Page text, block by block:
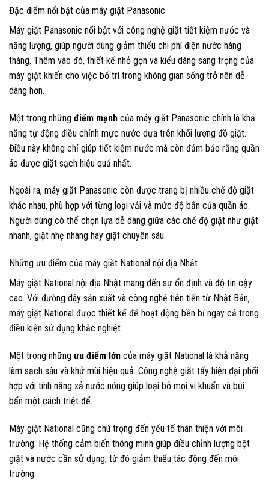
Đặc điểm nổi bật của máy giặt Panasonic
Máy giặt Panasonic nổi bật với công nghệ giặt tiết kiệm nước và
năng lượng, giúp người dùng giảm thiểu chi phí điện nước hàng
tháng. Thêm vào đó, thiết kế nhỏ gọn và kiểu dáng sang trọng của
máy giặt khiến cho việc bố trí trong không gian sống trở nên dễ
dàng hơn.
Một trong những điểm mạnh của máy giặt Panasonic chính là khả
năng tự động điều chỉnh mực nước dựa trên khối lượng đồ giặt.
Điều này không chỉ giúp tiết kiệm nước mà còn đảm bảo rằng quần
áo được giặt sạch hiệu quả nhất.
Ngoài ra, máy giặt Panasonic còn được trang bị nhiều chế độ giặt
khác nhau, phù hợp với từng loại vải và mức độ bẩn của quần áo.
Người dùng có thể chọn lựa dễ dàng giữa các chế độ giặt như giặt
nhanh, giặt nhẹ nhàng hay giặt chuyên sâu.
Những ưu điểm của máy giặt National nội địa Nhật
Máy giặt National nội địa Nhật mang đến sự ổn định và độ tin cậy
cao. Với đường dây sản xuất và công nghệ tiên tiến từ Nhật Bản,
máy giặt National được thiết kế để hoạt động bền bỉ ngay cả trong
điều kiện sử dụng khắc nghiệt.
Một trong những ưu điểm lớn của máy giặt National là khả năng
làm sạch sâu và khử mùi hiệu quả. Công nghệ giặt tẩy hiện đại phối
hợp với tính năng xả nước nóng giúp loại bỏ mọi vi khuẩn và bụi
bẩn một cách triệt để.
Máy giặt National cũng chú trọng đến yếu tố thân thiện với môi
trường. Hệ thống cảm biến thông minh giúp điều chỉnh lượng bột
giặt và nước cần sử dụng, từ đó giảm thiểu tác động đến môi
trường.